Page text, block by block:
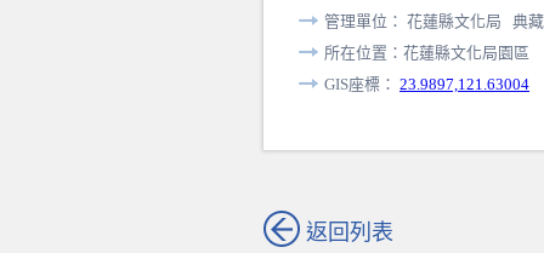
管理單位： 花蓮縣文化局 典藏
所在位置：花蓮縣文化局園區
GIS座標： 23.9897,121.63004
返回列表